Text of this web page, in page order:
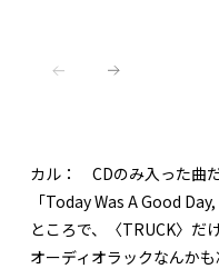
カル： CDのみ入った曲
「Today Was A Good Day,
ところで、〈TRUCK〉だ
オーディオラックなんか